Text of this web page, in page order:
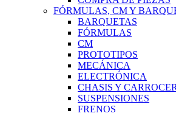
FÓRMULAS, CM Y
BARQUETAS
FÓRMULAS
CM
PROTOTIPOS
MECÁNICA
ELECTRÓNICA
CHASIS Y
SUSPENSIONES
FRENOS